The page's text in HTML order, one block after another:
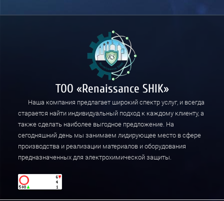
ТОО «Renaissance SHIK»
Наша компания предлагает широкий спектр услуг, и всегда
старается найти индивидуальный подход к каждому клиенту, а
также сделать наиболее выгодное предложение. На
сегодняшний день мы занимаем лидирующее место в сфере
производства и реализации материалов и оборудования
предназначенных для электрохимической защиты.